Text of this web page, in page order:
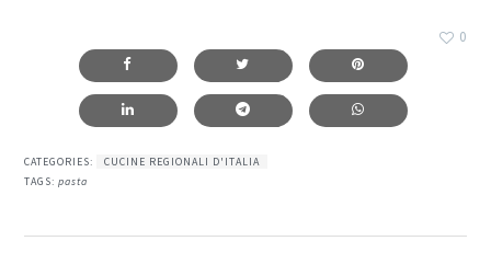
0
CATEGORIES:
CUCINE REGIONALI D'ITALIA
TAGS:pasta